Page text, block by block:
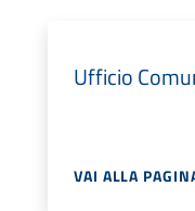
Ufficio
VAI ALLA